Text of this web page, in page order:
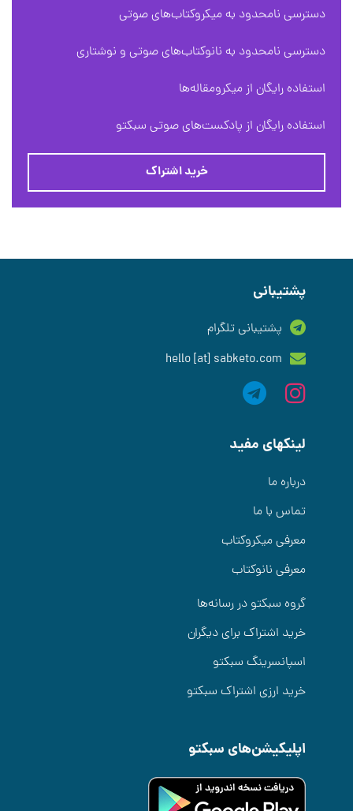
دسترسی نامحدود به میکروکتاب‌های صوتی
دسترسی نامحدود به نانوکتاب‌های صوتی و نوشتاری
استفاده رایگان از میکرومقاله‌ها
استفاده رایگان از پادکست‌های صوتی سبکتو
خرید اشتراک
پشتیبانی
پشتیبانی تلگرام
hello [at] sabketo.com
لینکهای مفید
درباره ما
تماس با ما
معرفی میکروکتاب
معرفی نانوکتاب
گروه سبکتو در رسانه‌ها
خرید اشتراک برای دیگران
اسپانسرینگ سبکتو
خرید ارزی اشتراک سبکتو
اپلیکیشن‌های سبکتو